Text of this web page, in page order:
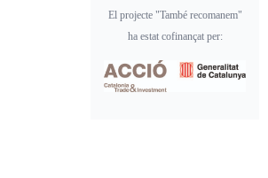
El projecte "També recomanem"
ha estat cofinançat per: